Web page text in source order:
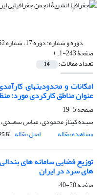
دوره و شماره:
صفحۀ 243-1. )
تعداد مقالات: 14
امکانات و محدودیتهای
عنوان مناطق کارکردی مورد:
صفحه5-19
سیده کیناز محمودی، عباس
مشاهده مقاله
اصل مقاله K
توزیع فضایی سامانه های
های سرد در ایران
صفحه20-40